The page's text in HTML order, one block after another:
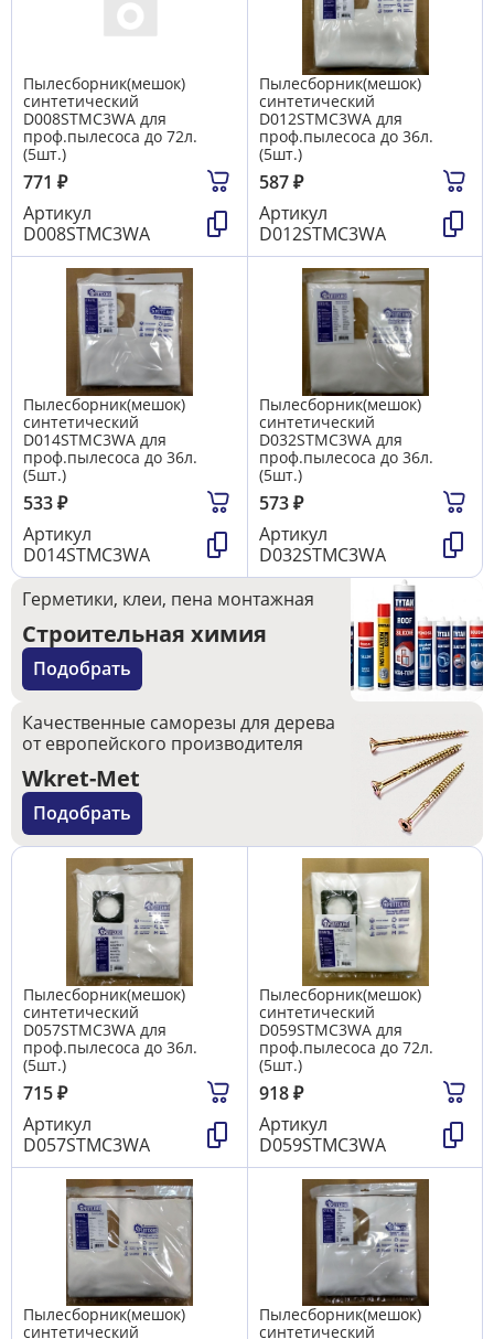
Пылесборник(мешок)
синтетический
D008STMC3WA для
проф.пылесоса до 72л.
(5шт.)
771 ₽
Артикул
D008STMC3WA
Пылесборник(мешок)
синтетический
D012STMC3WA для
проф.пылесоса до 36л.
(5шт.)
587₽
Артикул
D012STMC3WA
Пылесборник(мешок)
синтетический
D014STMC3WA для
проф.пылесоса до 36л.
(5шт.)
533₽
Артикул
D014STMC3WA
Пылесборник(мешок)
синтетический
D032STMC3WA для
проф.пылесоса до 36л.
(5шт.)
573₽
Артикул
D032STMC3WA
Герметики, клеи, пена монтажная
Строительная химия
Подобрать
Качественные саморезы для дерева
от европейского производителя
Wkret-Met
Подобрать
Пылесборник(мешок)
синтетический
D057STMC3WA для
проф.пылесоса до 36л.
(5шт.)
715₽
Артикул
D057STMC3WA
Пылесборник(мешок)
синтетический
D059STMC3WA для
проф.пылесоса до 72л.
(5шт.)
918₽
Артикул
D059STMC3WA
Пылесборник(мешок)
синтетический
Пылесборник(мешок)
синтетический